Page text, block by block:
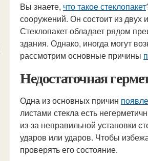
Вы знаете, что такое стеклопакет
сооружений. Он состоит из двух
Стеклопакет обладает рядом
здания. Однако, иногда могут
рассмотрим основные причины
Недостаточная
Одна из основных причин
листами стекла есть
из-за неправильной установки
ударов или ударов. Чтобы
проверять его состояние.